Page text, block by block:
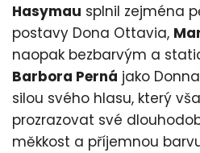
Hasymau splnil zejména
postavy Dona Ottavia,
naopak bezbarvým a
Barbora Perná jako
silou svého hlasu, který
prozrazovat své
měkkost a příjemnou